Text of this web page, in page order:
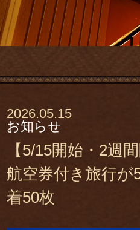
2026.05.15
お知らせ
【5/15開始・2週
航空券付き旅行が
着50枚